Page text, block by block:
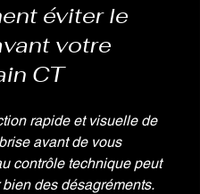
éviter le
votre
CT
rapide et visuelle de
avant de vous
contrôle technique peut
des désagréments.